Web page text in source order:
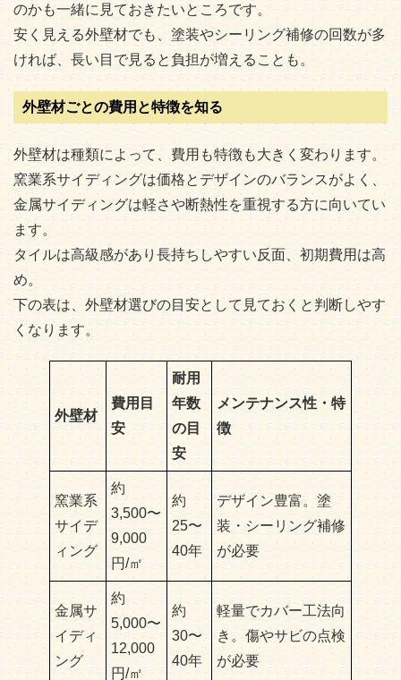
のかも一緒に見ておきたいところです。
安く見える外壁材でも、塗装やシーリング補修の回数が多
ければ、長い目で見ると負担が増えることも。
外壁材ごとの費用と特徴を知る
外壁材は種類によって、費用も特徴も大きく変わります。
窯業系サイディングは価格とデザインのバランスがよく、
金属サイディングは軽さや断熱性を重視する方に向いてい
ます。
タイルは高級感があり長持ちしやすい反面、初期費用は高
め。
下の表は、外壁材選びの目安として見ておくと判断しやす
くなります。
外壁材
費用目
安
耐用
年数
の目
安
メンテナンス性・特
徴
窯業系
サイデ
ィング
約
3,500〜
9,000
円/㎡
約
25〜
40年
デザイン豊富。塗
装・シーリング補修
が必要
金属サ
イディ
ング
約
5,000〜
12,000
円/㎡
約
30〜
40年
軽量でカバー工法向
き。傷やサビの点検
が必要